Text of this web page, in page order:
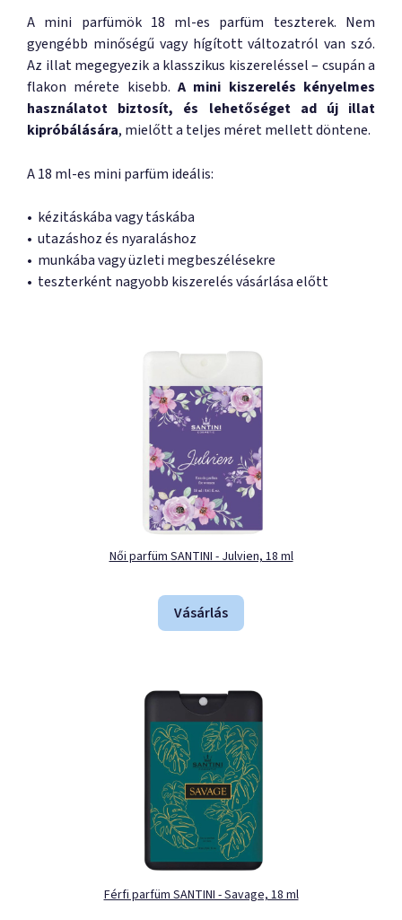
A mini parfümök 18 ml-es parfüm teszterek. Nem
gyengébb minőségű vagy hígított változatról van szó.
Az illat megegyezik a klasszikus kiszereléssel – csupán a
flakon mérete kisebb. A mini kiszerelés kényelmes
használatot biztosít, és lehetőséget ad új illat
kipróbálására, mielőtt a teljes méret mellett döntene.
A 18 ml-es mini parfüm ideális:
• kézitáskába vagy táskába
• utazáshoz és nyaraláshoz
• munkába vagy üzleti megbeszélésekre
• teszterként nagyobb kiszerelés vásárlása előtt
Női parfüm SANTINI - Julvien, 18 ml
Vásárlás
Férfi parfüm SANTINI - Savage, 18 ml